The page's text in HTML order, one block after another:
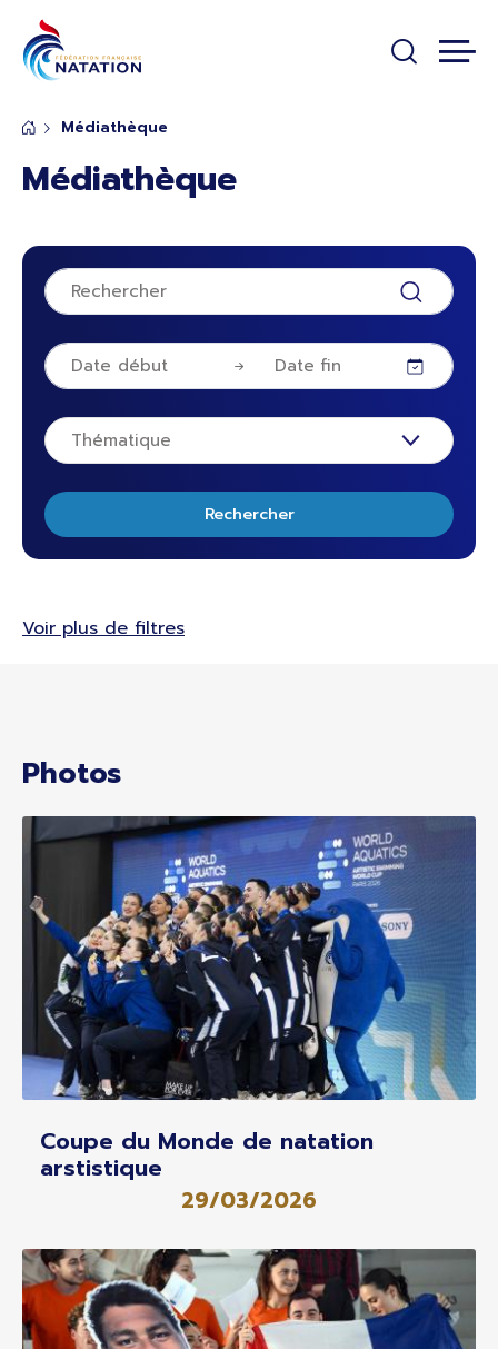
Médiathèque
Médiathèque
Voir plus de filtres
Thématique
Rechercher
Photos
Coupe du Monde de natation
arstistique
29/03/2026
Panneau de gestion des cookies